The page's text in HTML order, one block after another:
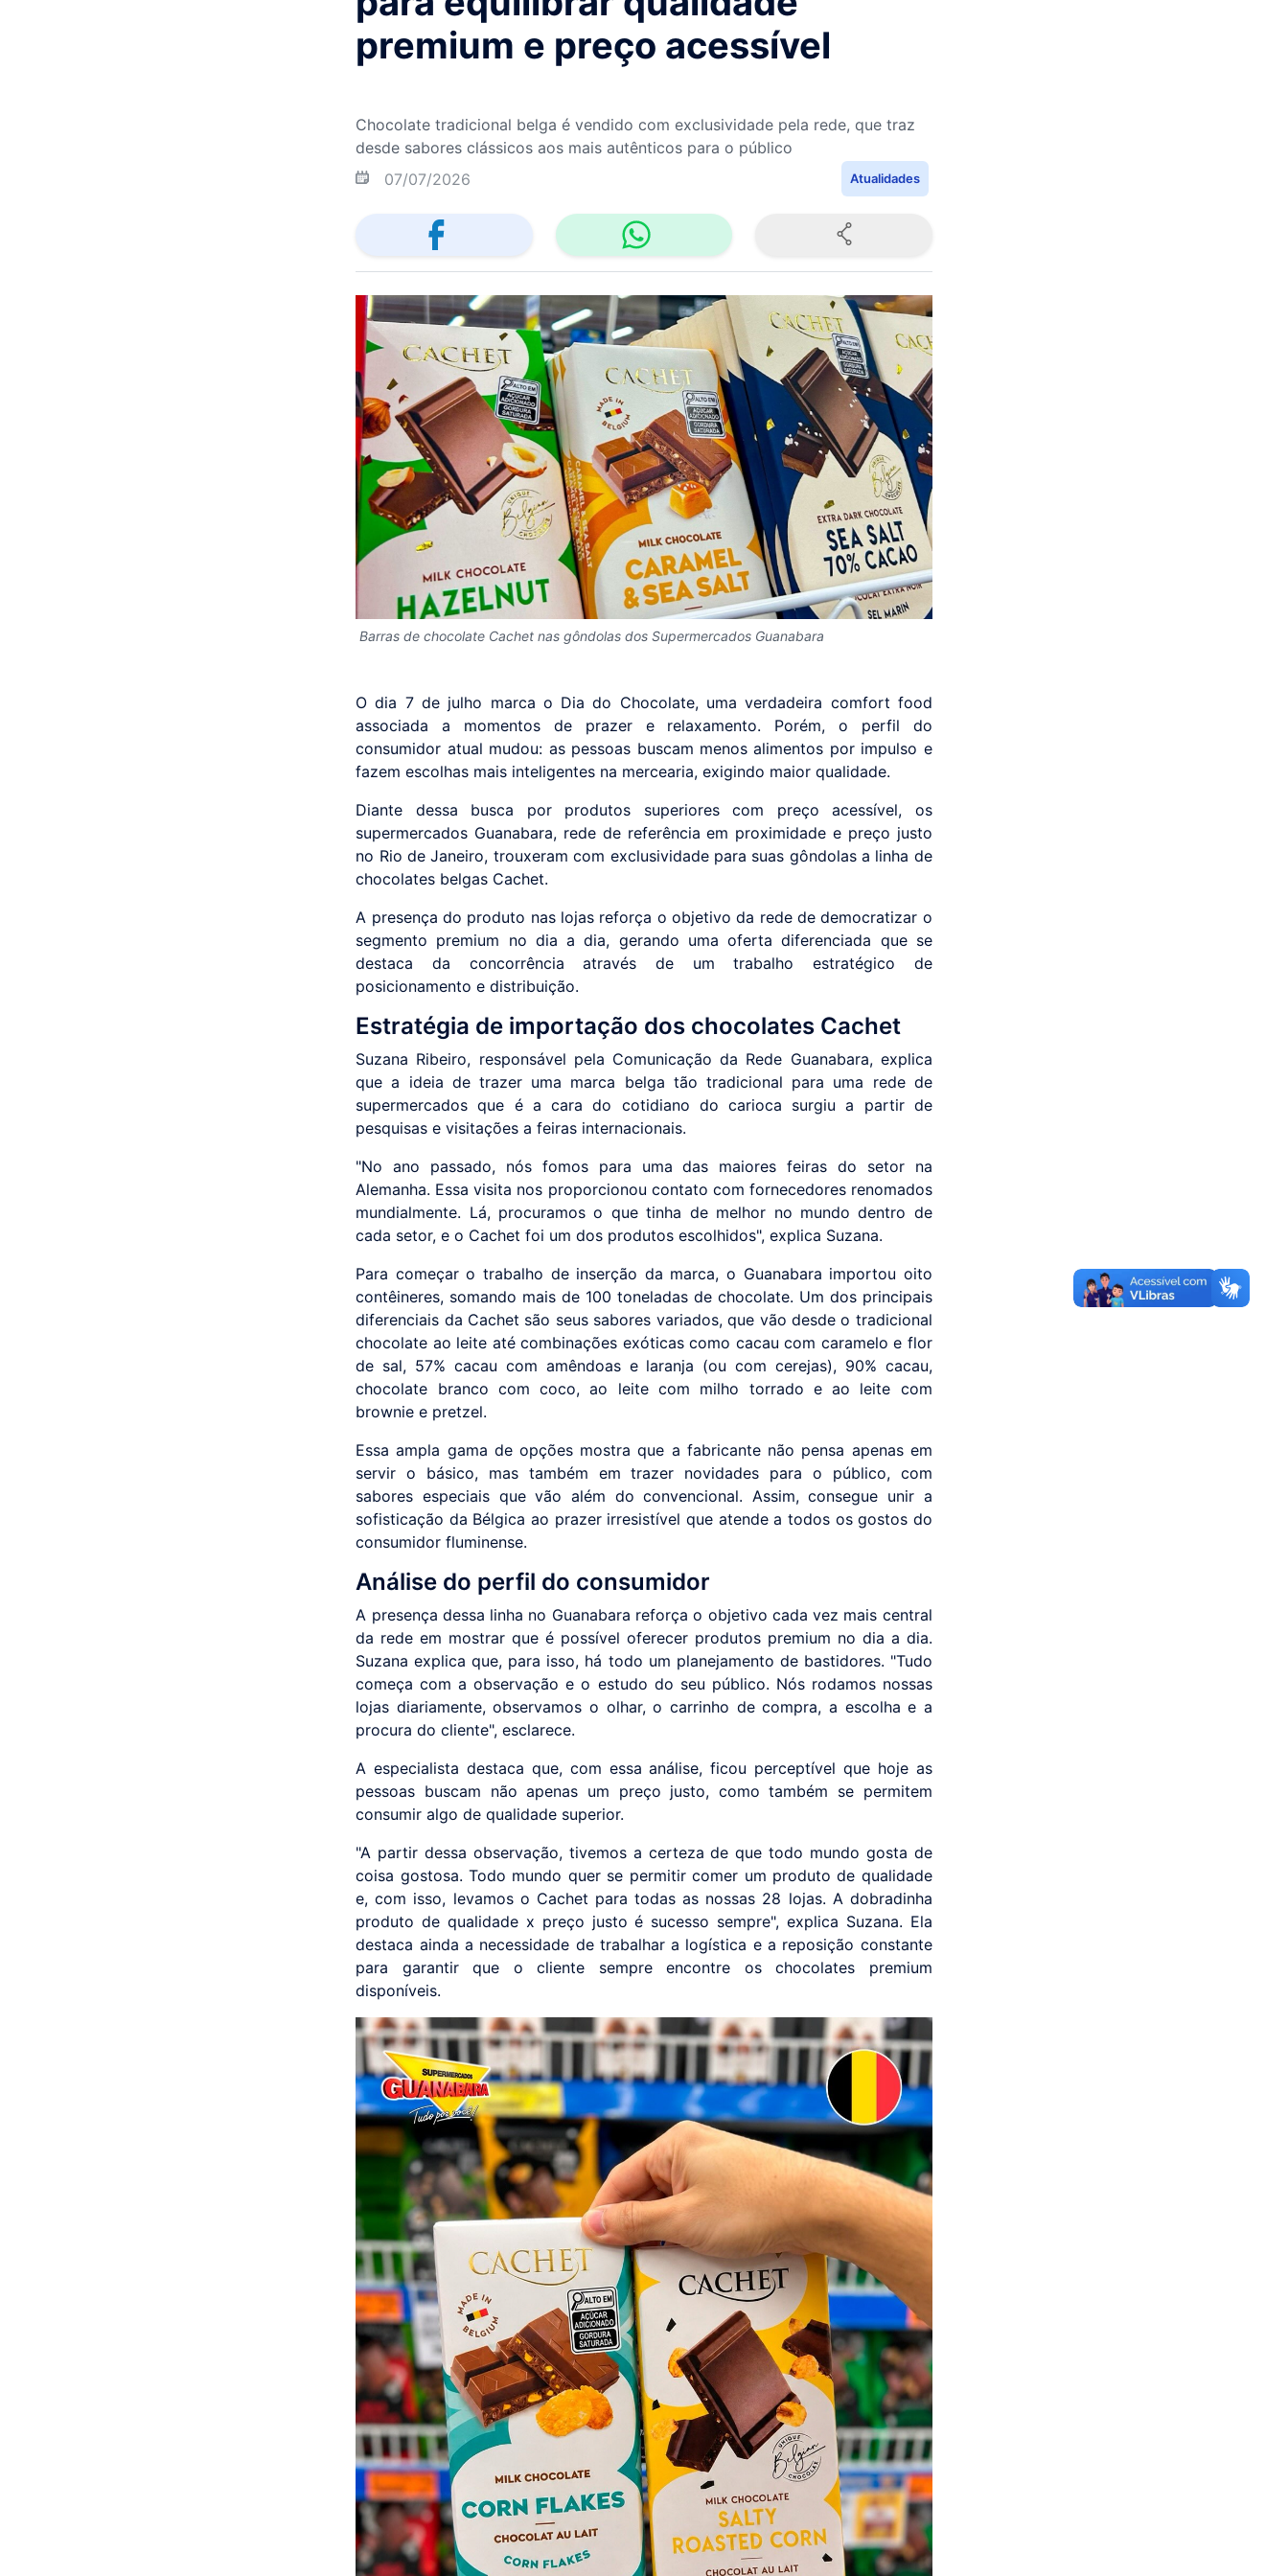
premium e preço acessível
Chocolate tradicional belga é vendido com exclusividade pela rede, que traz
desde sabores clássicos aos mais autênticos para o público
07/07/2026
Atualidades
Barras de chocolate Cachet nas gôndolas dos Supermercados Guanabara
O dia 7 de julho marca o Dia do Chocolate, uma verdadeira comfort food
associada a momentos de prazer e relaxamento. Porém, o perfil do
consumidor atual mudou: as pessoas buscam menos alimentos por impulso e
fazem escolhas mais inteligentes na mercearia, exigindo maior qualidade.
Diante dessa busca por produtos superiores com preço acessível, os
supermercados Guanabara, rede de referência em proximidade e preço justo
no Rio de Janeiro, trouxeram com exclusividade para suas gôndolas a linha de
chocolates belgas Cachet.
A presença do produto nas lojas reforça o objetivo da rede de democratizar o
segmento premium no dia a dia, gerando uma oferta diferenciada que se
destaca da concorrência através de um trabalho estratégico de
posicionamento e distribuição.
Estratégia de importação dos chocolates Cachet
Suzana Ribeiro, responsável pela Comunicação da Rede Guanabara, explica
que a ideia de trazer uma marca belga tão tradicional para uma rede de
supermercados que é a cara do cotidiano do carioca surgiu a partir de
pesquisas e visitações a feiras internacionais.
"No ano passado, nós fomos para uma das maiores feiras do setor na
Alemanha. Essa visita nos proporcionou contato com fornecedores renomados
mundialmente. Lá, procuramos o que tinha de melhor no mundo dentro de
cada setor, e o Cachet foi um dos produtos escolhidos", explica Suzana.
Para começar o trabalho de inserção da marca, o Guanabara importou oito
contêineres, somando mais de 100 toneladas de chocolate. Um dos principais
diferenciais da Cachet são seus sabores variados, que vão desde o tradicional
chocolate ao leite até combinações exóticas como cacau com caramelo e flor
de sal, 57% cacau com amêndoas e laranja (ou com cerejas), 90% cacau,
chocolate branco com coco, ao leite com milho torrado e ao leite com
brownie e pretzel.
Essa ampla gama de opções mostra que a fabricante não pensa apenas em
servir o básico, mas também em trazer novidades para o público, com
sabores especiais que vão além do convencional. Assim, consegue unir a
sofisticação da Bélgica ao prazer irresistível que atende a todos os gostos do
consumidor fluminense.
Análise do perfil do consumidor
A presença dessa linha no Guanabara reforça o objetivo cada vez mais central
da rede em mostrar que é possível oferecer produtos premium no dia a dia.
Suzana explica que, para isso, há todo um planejamento de bastidores. "Tudo
começa com a observação e o estudo do seu público. Nós rodamos nossas
lojas diariamente, observamos o olhar, o carrinho de compra, a escolha e a
procura do cliente", esclarece.
A especialista destaca que, com essa análise, ficou perceptível que hoje as
pessoas buscam não apenas um preço justo, como também se permitem
consumir algo de qualidade superior.
"A partir dessa observação, tivemos a certeza de que todo mundo gosta de
coisa gostosa. Todo mundo quer se permitir comer um produto de qualidade
e, com isso, levamos o Cachet para todas as nossas 28 lojas. A dobradinha
produto de qualidade x preço justo é sucesso sempre", explica Suzana. Ela
destaca ainda a necessidade de trabalhar a logística e a reposição constante
para garantir que o cliente sempre encontre os chocolates premium
disponíveis.